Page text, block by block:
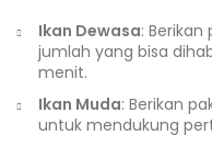
Ikan Dewasa:
jumlah yang bisa
menit.
Ikan Muda: Berikan
untuk mendukung